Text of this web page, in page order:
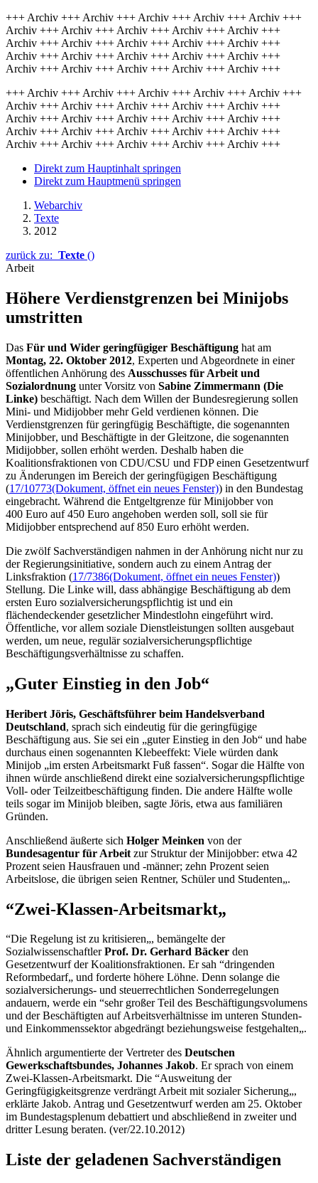
+++ Archiv +++ Archiv +++ Archiv +++ Archiv +++ Archiv +++
Archiv +++ Archiv +++ Archiv +++ Archiv +++ Archiv +++
Archiv +++ Archiv +++ Archiv +++ Archiv +++ Archiv +++
Archiv +++ Archiv +++ Archiv +++ Archiv +++ Archiv +++
Archiv +++ Archiv +++ Archiv +++ Archiv +++ Archiv +++
+++ Archiv +++ Archiv +++ Archiv +++ Archiv +++ Archiv +++
Archiv +++ Archiv +++ Archiv +++ Archiv +++ Archiv +++
Archiv +++ Archiv +++ Archiv +++ Archiv +++ Archiv +++
Archiv +++ Archiv +++ Archiv +++ Archiv +++ Archiv +++
Archiv +++ Archiv +++ Archiv +++ Archiv +++ Archiv +++
Direkt zum Hauptinhalt springen
Direkt zum Hauptmenü springen
Webarchiv
Texte
2012
zurück zu: Texte ()
Arbeit
Höhere Verdienstgrenzen bei Minijobs
umstritten
Das Für und Wider geringfügiger Beschäftigung hat am
Montag, 22. Oktober 2012, Experten und Abgeordnete in einer
öffentlichen Anhörung des Ausschusses für Arbeit und
Sozialordnung unter Vorsitz von Sabine Zimmermann (Die
Linke) beschäftigt. Nach dem Willen der Bundesregierung sollen
Mini- und Midijobbermehr Geld verdienen können. Die
Verdienstgrenzen für geringfügig Beschäftigte, die sogenannten
Minijobber, und Beschäftigte in der Gleitzone, die sogenannten
Midijobber, sollen erhöht werden. Deshalb haben die
Koalitionsfraktionen von CDU/CSU und FDP einen Gesetzentwurf
zu Änderungen im Bereich der geringfügigen Beschäftigung
(17/10773(Dokument, öffnet ein neues Fenster)) in den Bundestag
eingebracht. Während die Entgeltgrenze für Minijobber von
400 Euro auf 450 Euro angehoben werden soll, soll sie für
Midijobberentsprechend auf 850 Euro erhöht werden.
Die zwölf Sachverständigen nahmen in der Anhörung nicht nur zu
der Regierungsinitiative, sondern auch zu einem Antrag der
Linksfraktion (17/7386(Dokument, öffnet ein neues Fenster))
Stellung. Die Linke will, dass abhängige Beschäftigung ab dem
ersten Euro sozialversicherungspflichtig ist und ein
flächendeckender gesetzlicher Mindestlohn eingeführt wird.
Öffentliche, vor allem soziale Dienstleistungen sollten ausgebaut
werden, um neue, regulär sozialversicherungspflichtige
Beschäftigungsverhältnisse zu schaffen.
„Guter Einstieg in den Job“
Heribert Jöris, Geschäftsführer beim Handelsverband
Deutschland, sprach sich eindeutig für die geringfügige
Beschäftigung aus. Sie sei ein „guter Einstieg in den Job“ und habe
durchaus einen sogenannten Klebeeffekt: Viele würden dank
Minijob „im ersten Arbeitsmarkt Fuß fassen“. Sogar die Hälfte von
ihnen würde anschließend direkt eine sozialversicherungspflichtige
Voll- oder Teilzeitbeschäftigung finden. Die andere Hälfte wolle
teils sogar im Minijob bleiben, sagte Jöris, etwa aus familiären
Gründen.
Anschließend äußerte sich Holger Meinken von der
Bundesagentur für Arbeit zur Struktur der Minijobber: etwa 42
Prozent seien Hausfrauen und -männer; zehn Prozent seien
Arbeitslose, die übrigen seien Rentner, Schüler und Studenten„.
“Zwei-Klassen-Arbeitsmarkt„
“Die Regelung ist zu kritisieren„, bemängelte der
SozialwissenschaftlerProf. Dr. Gerhard Bäcker den
Gesetzentwurf der Koalitionsfraktionen. Er sah “dringenden
Reformbedarf„ und forderte höhere Löhne. Denn solange die
sozialversicherungs- und steuerrechtlichen Sonderregelungen
andauern, werde ein “sehr großer Teil des Beschäftigungsvolumens
und der Beschäftigten auf Arbeitsverhältnisse im unteren Stunden-
und Einkommenssektor abgedrängt beziehungsweise festgehalten„.
Ähnlich argumentierte der Vertreter des Deutschen
Gewerkschaftsbundes, Johannes Jakob. Er sprach von einem
Zwei-Klassen-Arbeitsmarkt. Die “Ausweitung der
Geringfügigkeitsgrenze verdrängt Arbeit mit sozialer Sicherung„,
erklärte Jakob. Antrag und Gesetzentwurf werden am 25. Oktober
im Bundestagsplenum debattiert und abschließend in zweiter und
dritter Lesung beraten. (ver/22.10.2012)
Liste der geladenen Sachverständigen